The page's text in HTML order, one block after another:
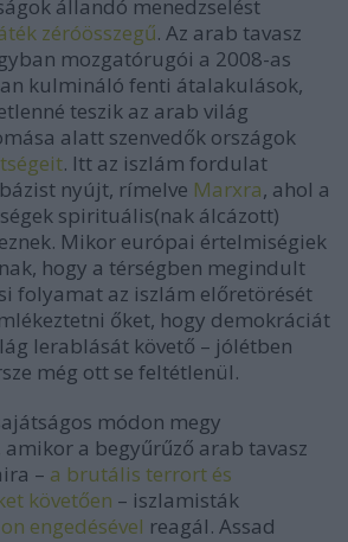
állandó menedzselést
zéróösszegű. Az arab tavasz
mozgatórugói a 2008-as
kulmináló fenti átalakulások,
teszik az arab világ
alatt szenvedők országok
. Itt az iszlám fordulat
nyújt, rímelve Marxra, ahol a
spirituális(nak álcázott)
Mikor európai értelmiségiek
hogy a térségben megindult
folyamat az iszlám előretörését
őket, hogy demokráciát
lerablását követő – jólétben
még ott se feltétlenül.
módon megy
amikor a begyűrűző arab tavasz
– a brutális terrort és
követően – iszlamisták
engedésével reagál. Assad